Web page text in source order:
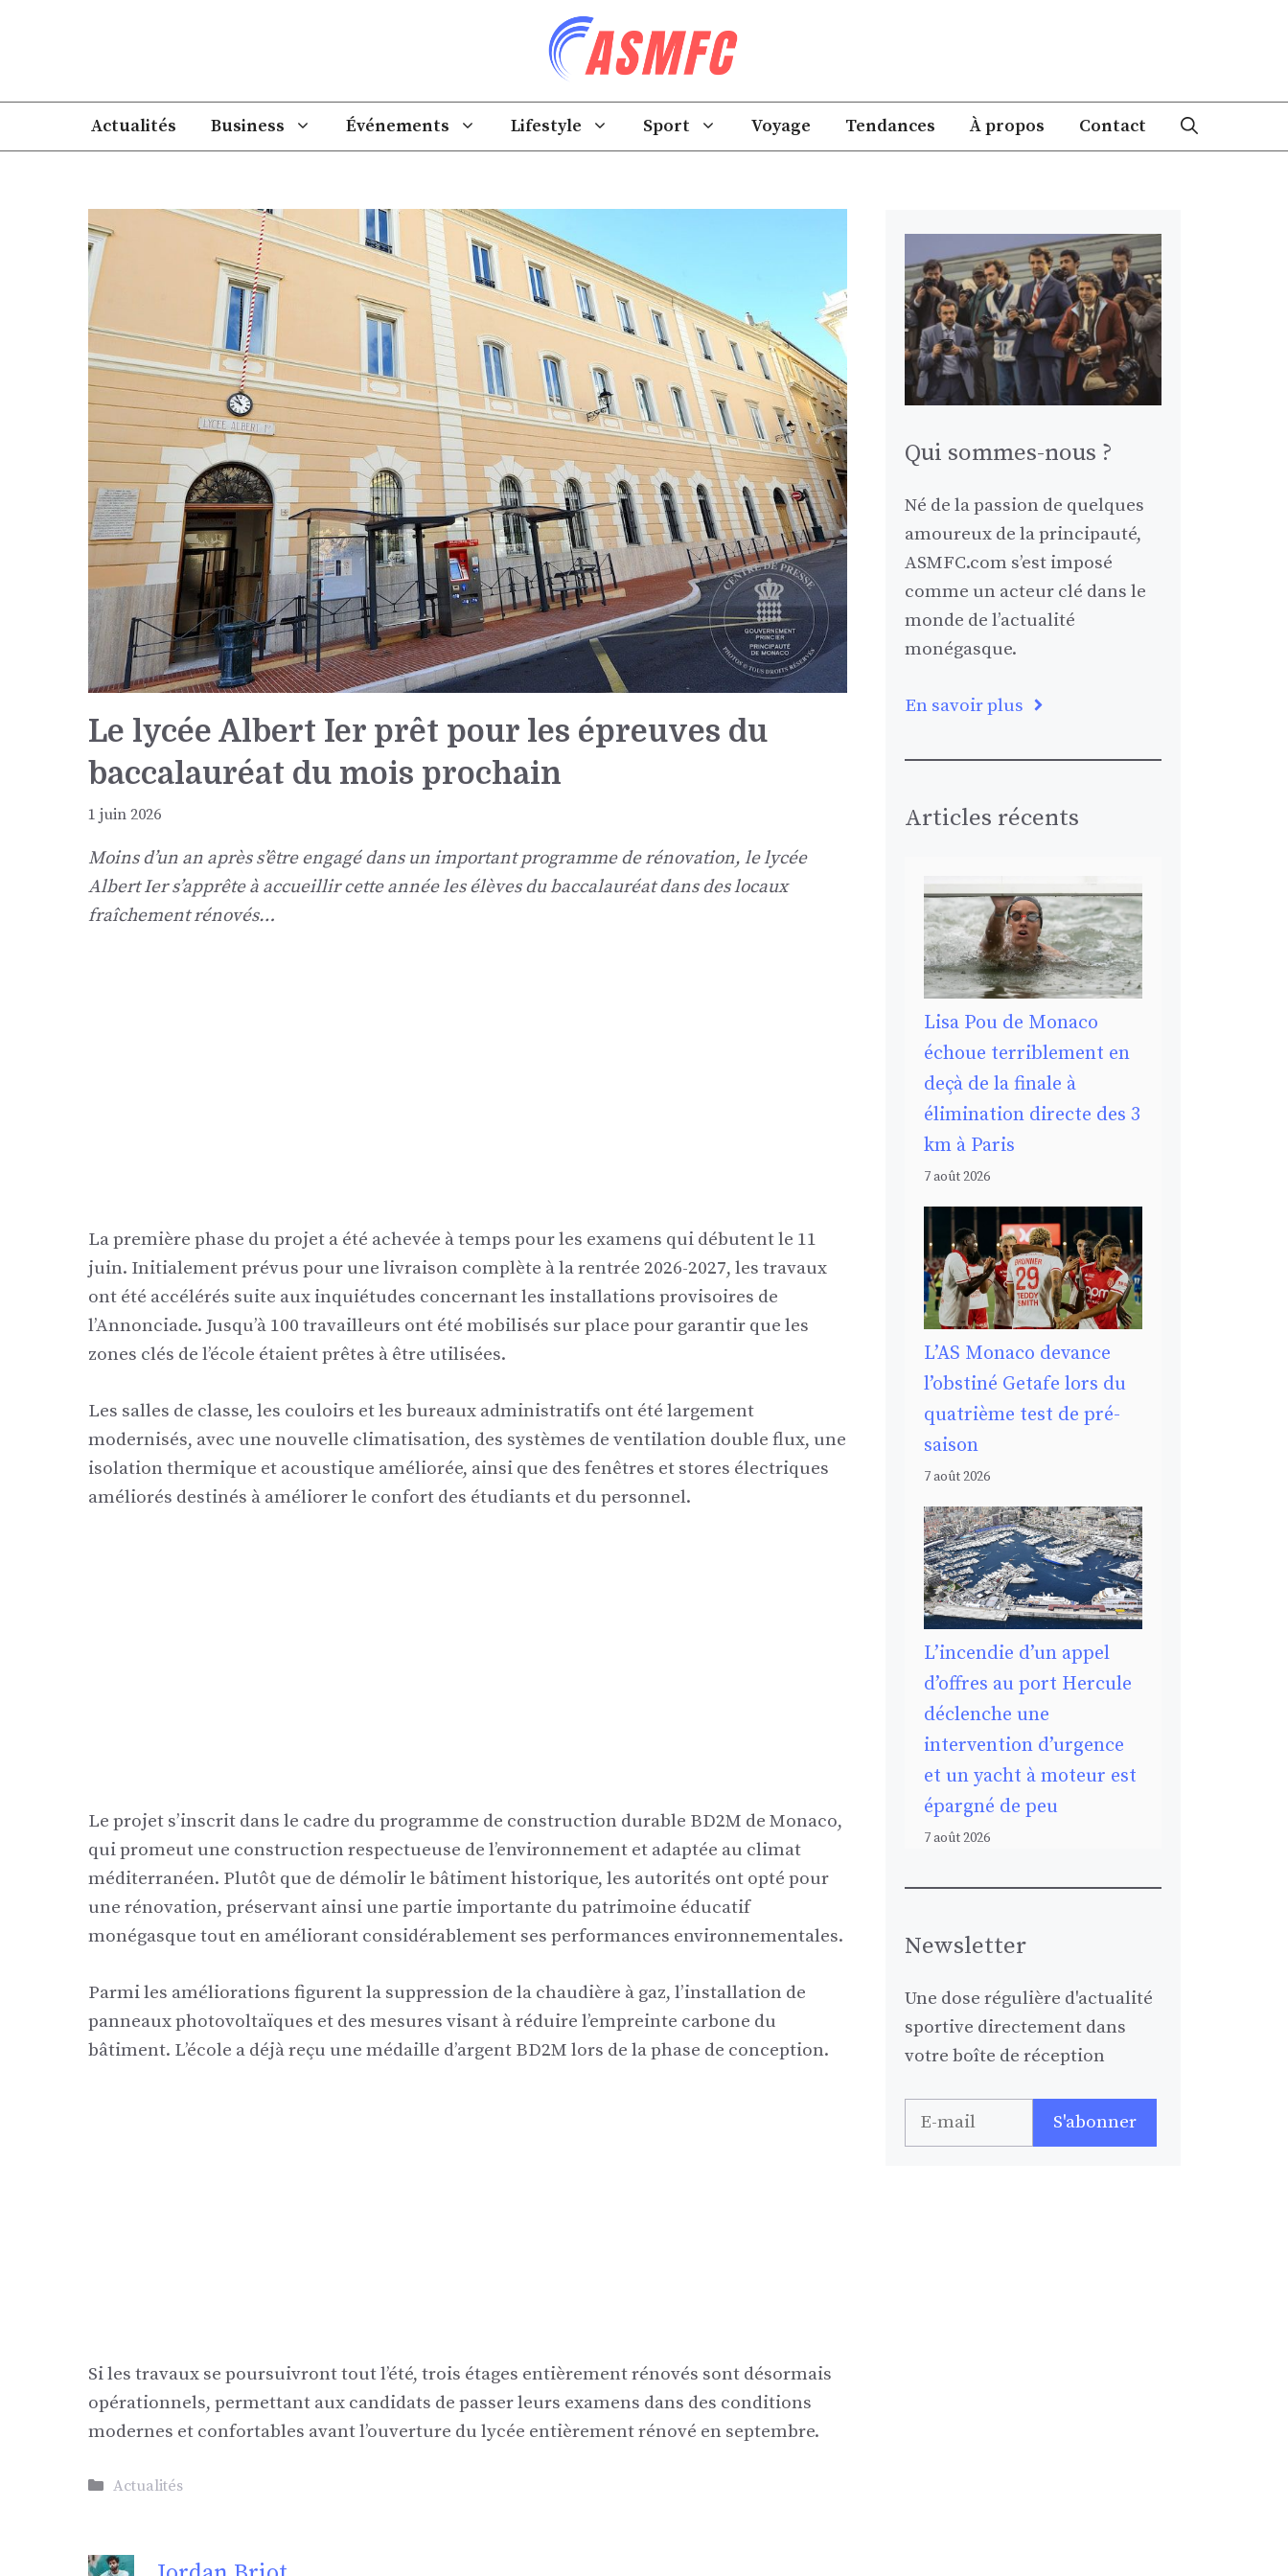
Actualités Business Événements Lifestyle Sport Voyage Tendances À propos Contact
Le lycée Albert Ier prêt pour les épreuves du
baccalauréat du mois prochain
1 juin 2026
Moins d’un an après s’être engagé dans un important programme de rénovation, le lycée
Albert Ier s’apprête à accueillir cette année les élèves du baccalauréat dans des locaux
fraîchement rénovés…
La première phase du projet a été achevée à temps pour les examens qui débutent le 11
juin. Initialement prévus pour une livraison complète à la rentrée 2026-2027, les travaux
ont été accélérés suite aux inquiétudes concernant les installations provisoires de
l’Annonciade. Jusqu’à 100 travailleurs ont été mobilisés sur place pour garantir que les
zones clés de l’école étaient prêtes à être utilisées.
Les salles de classe, les couloirs et les bureaux administratifs ont été largement
modernisés, avec une nouvelle climatisation, des systèmes de ventilation double flux, une
isolation thermique et acoustique améliorée, ainsi que des fenêtres et stores électriques
améliorés destinés à améliorer le confort des étudiants et du personnel.
Le projet s’inscrit dans le cadre du programme de construction durable BD2M de Monaco,
qui promeut une construction respectueuse de l’environnement et adaptée au climat
méditerranéen. Plutôt que de démolir le bâtiment historique, les autorités ont opté pour
une rénovation, préservant ainsi une partie importante du patrimoine éducatif
monégasque tout en améliorant considérablement ses performances environnementales.
Parmi les améliorations figurent la suppression de la chaudière à gaz, l’installation de
panneaux photovoltaïques et des mesures visant à réduire l’empreinte carbone du
bâtiment. L’école a déjà reçu une médaille d’argent BD2M lors de la phase de conception.
Si les travaux se poursuivront tout l’été, trois étages entièrement rénovés sont désormais
opérationnels, permettant aux candidats de passer leurs examens dans des conditions
modernes et confortables avant l’ouverture du lycée entièrement rénové en septembre.
Catégories
Actualités
Qui sommes-nous ?
Né de la passion de quelques
amoureux de la principauté,
ASMFC.com s’est imposé
comme un acteur clé dans le
monde de l’actualité
monégasque.
En savoir plus
Articles récents
Lisa Pou de Monaco
échoue terriblement en
deçà de la finale à
élimination directe des 3
km à Paris
7 août 2026
L’AS Monaco devance
l’obstiné Getafe lors du
quatrième test de pré-
saison
7 août 2026
L’incendie d’un appel
d’offres au port Hercule
déclenche une
intervention d’urgence
et un yacht à moteur est
épargné de peu
7 août 2026
Newsletter
Une dose régulière d'actualité
sportive directement dans
votre boîte de réception